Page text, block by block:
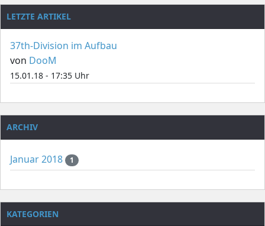
LETZTE ARTIKEL
37th-Division im Aufbau
von DooM
15.01.18 - 17:35 Uhr
ARCHIV
Januar 2018 1
KATEGORIEN